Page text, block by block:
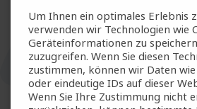
Allrounder
Arbon
Temp & Fest
Um Ihnen ein optimales Erlebnis
verwenden wir Technologien wie
Geräteinformationen zu
zuzugreifen. Wenn Sie diesen
zustimmen, können wir Daten
oder eindeutige IDs auf dieser
Wenn Sie Ihre Zustimmung nicht